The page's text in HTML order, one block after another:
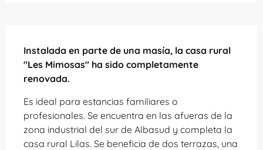
Instalada en parte de una masía, la casa rural
"Les Mimosas" ha sido completamente
renovada.
Es ideal para estancias familiares o
profesionales. Se encuentra en las afueras de la
zona industrial del sur de Albasud y completa la
casa rural Lilas. Se beneficia de dos terrazas, una